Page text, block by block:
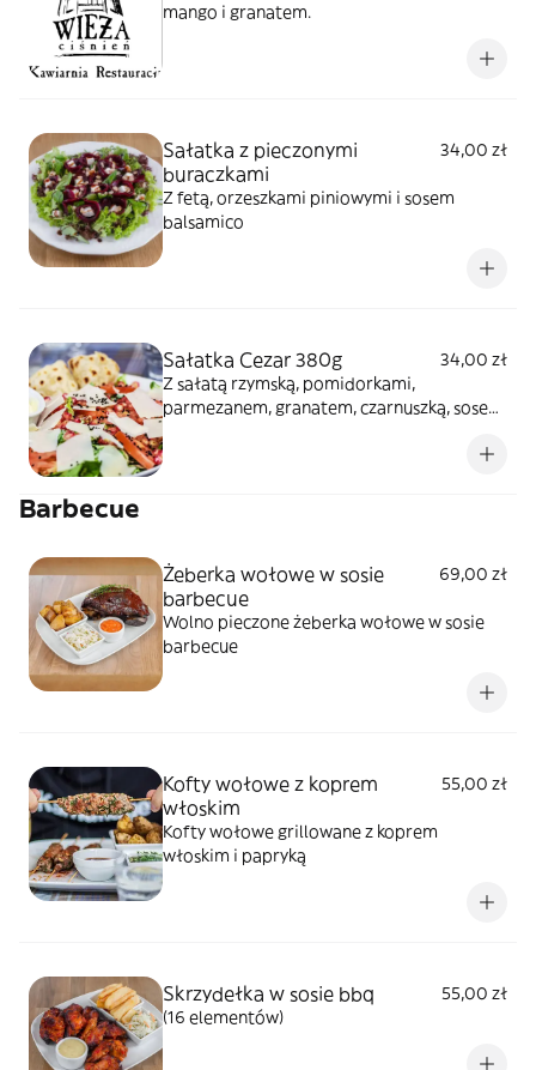
mango i granatem.
Sałatka z pieczonymi
buraczkami
34,00 zł
Z fetą, orzeszkami piniowymi i sosem
balsamico
Sałatka Cezar 380g
34,00 zł
Z sałatą rzymską, pomidorkami,
parmezanem, granatem, czarnuszką, sosem
Barbecue
Żeberka wołowe w sosie
barbecue
69,00 zł
Wolno pieczone żeberka wołowe w sosie
barbecue
Kofty wołowe z koprem
włoskim
55,00 zł
Kofty wołowe grillowane z koprem
włoskim i papryką
Skrzydełka w sosie bbq
55,00 zł
(16 elementów)